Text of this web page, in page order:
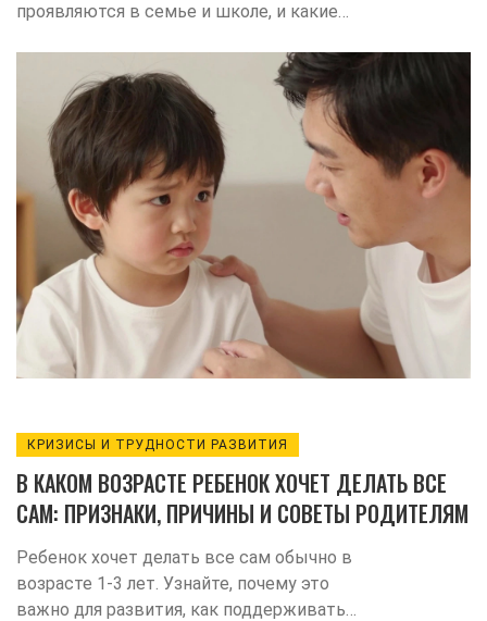
проявляются в семье и школе, и какие
предотвратить проблемы с поведением
и эмоциональным развитием ребенка.
КРИЗИСЫ И ТРУДНОСТИ РАЗВИТИЯ
В КАКОМ ВОЗРАСТЕ РЕБЕНОК ХОЧЕТ ДЕЛАТЬ ВСЕ
САМ: ПРИЗНАКИ, ПРИЧИНЫ И СОВЕТЫ РОДИТЕЛЯМ
Ребенок хочет делать все сам обычно в
возрасте 1-3 лет. Узнайте, почему это
важно для развития, как поддерживать